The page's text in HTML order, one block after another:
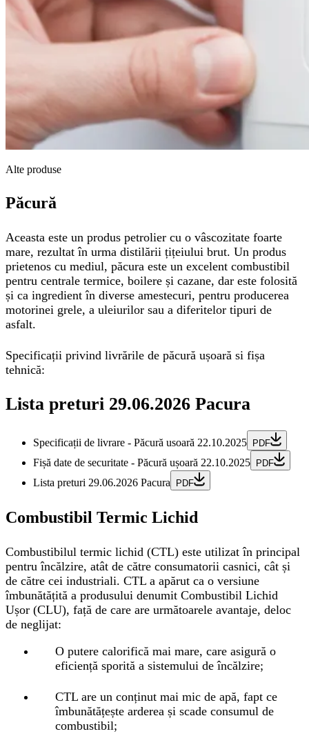
Alte produse
Păcură
Aceasta este un produs petrolier cu o vâscozitate foarte
mare, rezultat în urma distilării țițeiului brut. Un produs
prietenos cu mediul, păcura este un excelent combustibil
pentru centrale termice, boilere și cazane, dar este folosită
și ca ingredient în diverse amestecuri, pentru producerea
motorinei grele, a uleiurilor sau a diferitelor tipuri de
asfalt.
Specificații privind livrările de păcură ușoară si fișa
tehnică:
Lista preturi 29.06.2026 Pacura
Specificații de livrare - Păcură usoară 22.10.2025 PDF
Fișă date de securitate - Păcură ușoară 22.10.2025 PDF
Lista preturi 29.06.2026 Pacura PDF
Combustibil Termic Lichid
Combustibilul termic lichid (CTL) este utilizat în principal
pentru încălzire, atât de către consumatorii casnici, cât și
de către cei industriali. CTL a apărut ca o versiune
îmbunătățită a produsului denumit Combustibil Lichid
Ușor (CLU), față de care are următoarele avantaje, deloc
de neglijat:
O putere calorifică mai mare, care asigură o
eficiență sporită a sistemului de încălzire;
CTL are un conținut mai mic de apă, fapt ce
îmbunătățește arderea și scade consumul de
combustibil;